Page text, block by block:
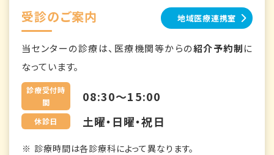
受診のご案内 地域医療連携室
当センターの診療は、医療機関等からの紹介予約制に
なっています。
診療受付時
間
08:30～15:00
休診日 土曜・日曜・祝日
診療時間は各診療科によって異なります。